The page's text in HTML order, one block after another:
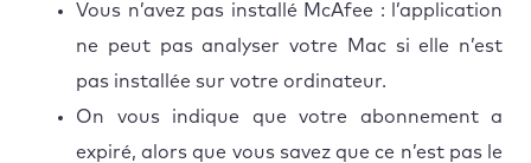
Vous n’avez pas installé McAfee : l’application
ne peut pas analyser votre Mac si elle n’est
pas installée sur votre ordinateur.
On vous indique que votre abonnement a
expiré, alors que vous savez que ce n’est pas le